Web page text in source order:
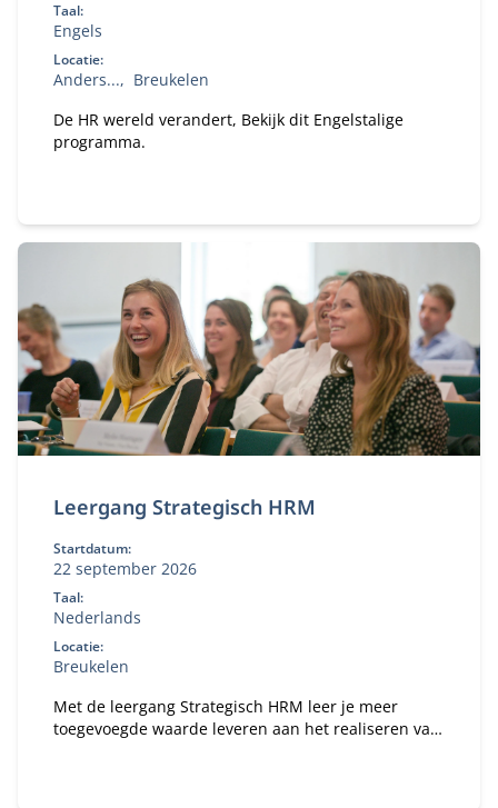
Taal:
Engels
Locatie:
Anders...
Breukelen
De HR wereld verandert, Bekijk dit Engelstalige
programma.
Leergang Strategisch HRM
Startdatum:
22 september 2026
Taal:
Nederlands
Locatie:
Breukelen
Met de leergang Strategisch HRM leer je meer
toegevoegde waarde leveren aan het realiseren van